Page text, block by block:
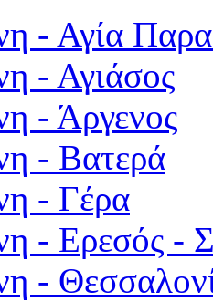
- Αγία
- Αγιάσος
- Άργενος
- Βατερά
- Γέρα
- Ερεσός -
-